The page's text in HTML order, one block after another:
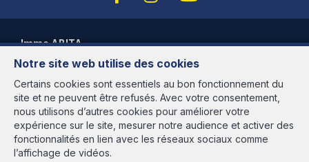
Notre site web utilise des cookies
Certains cookies sont essentiels au bon fonctionnement du
site et ne peuvent être refusés. Avec votre consentement,
nous utilisons d’autres cookies pour améliorer votre
expérience sur le site, mesurer notre audience et activer des
fonctionnalités en lien avec les réseaux sociaux comme
l’affichage de vidéos.
Immo ABITA
Avenue des Cerisiers, 95
1200 Woluwé-St-Lambert
Heures d'ouverture
Du lundi au vendredi de 9h30 à 18h00
et le samedi de 9h30 à 13h30 sur rendez-vous